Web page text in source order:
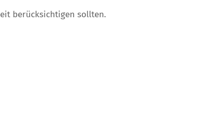
berücksichtigen sollten.